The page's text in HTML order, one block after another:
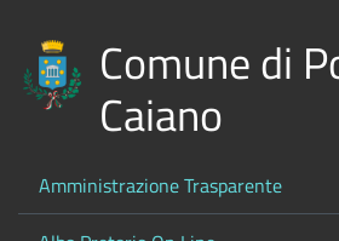
Comune di
Caiano
Amministrazione Trasparente